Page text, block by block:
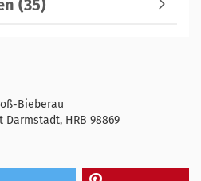
(35)
Bieberau
HRB 98869